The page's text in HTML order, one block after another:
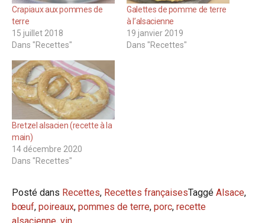
Crapiaux aux pommes de
terre
15 juillet 2018
Dans "Recettes"
Galettes de pomme de terre
à l’alsacienne
19 janvier 2019
Dans "Recettes"
Bretzel alsacien (recette à la
main)
14 décembre 2020
Dans "Recettes"
Posté dans Recettes, Recettes françaisesTaggé Alsace,
bœuf, poireaux, pommes de terre, porc, recette
alsacienne, vin